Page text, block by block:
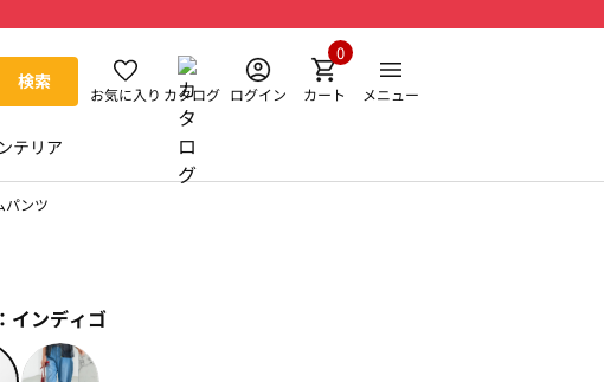
検索
お気に入り カタログ ログイン カート
0
メニュー
テリア
パンツ
インディゴ